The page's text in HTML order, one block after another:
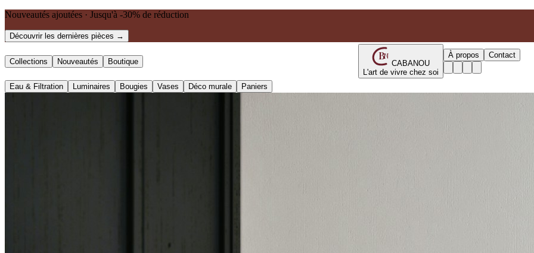
Nouveautés ajoutées · Jusqu'à -30% de réduction
Découvrir les dernières pièces →
Collections Nouveautés Boutique BN
CABANOU
L'art de vivre chez soi
À propos Contact
Eau & Filtration Luminaires Bougies Vases Déco murale Paniers